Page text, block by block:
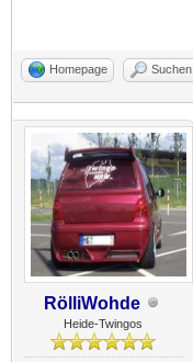
Homepage Suchen
RölliWohde
Heide-Twingos